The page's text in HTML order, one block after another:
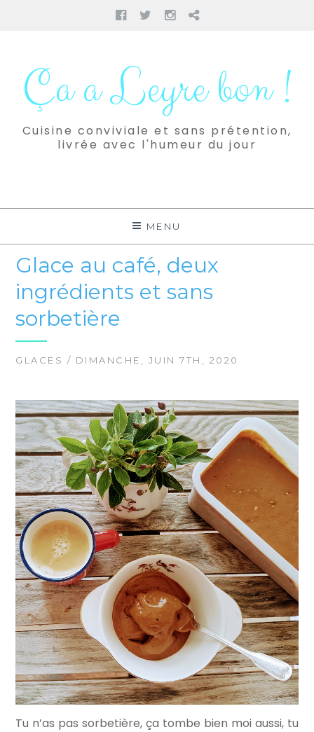
Facebook
TwitterInstagram
Pinterest
contenuÇa a Leyre bon !
Cuisine conviviale et sans prétention,
livrée avec l'humeur du jour
MENU
Glace au café, deux
ingrédients et sans
sorbetière
GLACES / DIMANCHE, JUIN 7TH, 2020
Tu n’as pas sorbetière, ça tombe bien moi aussi, tu